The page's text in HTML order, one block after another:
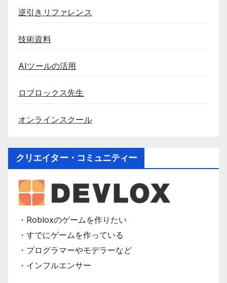
逆引きリファレンス
技術資料
AIツールの活用
ロブロックス先生
オンラインスクール
クリエイター・コミュニティー
・Robloxのゲームを作りたい
・すでにゲームを作っている
・プログラマーやモデラーなど
・インフルエンサー